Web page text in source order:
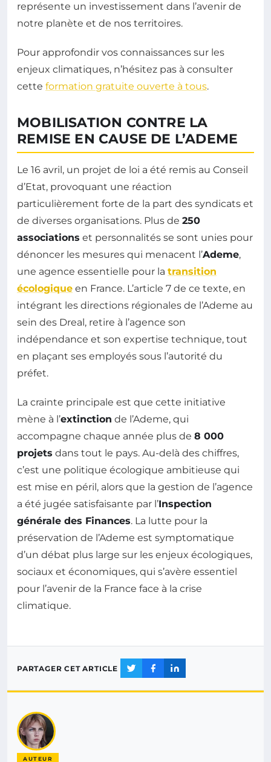
représente un investissement dans l’avenir de
notre planète et de nos territoires.
Pour approfondir vos connaissances sur les
enjeux climatiques, n’hésitez pas à consulter
cette formation gratuite ouverte à tous.
MOBILISATION CONTRE LA
REMISE EN CAUSE DE L’ADEME
Le 16 avril, un projet de loi a été remis au Conseil
d’Etat, provoquant une réaction
particulièrement forte de la part des syndicats et
de diverses organisations. Plus de 250
associations et personnalités se sont unies pour
dénoncer les mesures qui menacent l’Ademe,
une agence essentielle pour la transition
écologique en France. L’article 7 de ce texte, en
intégrant les directions régionales de l’Ademe au
sein des Dreal, retire à l’agence son
indépendance et son expertise technique, tout
en plaçant ses employés sous l’autorité du
préfet.
La crainte principale est que cette initiative
mène à l’extinction de l’Ademe, qui
accompagne chaque année plus de 8 000
projets dans tout le pays. Au-delà des chiffres,
c’est une politique écologique ambitieuse qui
est mise en péril, alors que la gestion de l’agence
a été jugée satisfaisante par l’Inspection
générale des Finances. La lutte pour la
préservation de l’Ademe est symptomatique
d’un débat plus large sur les enjeux écologiques,
sociaux et économiques, qui s’avère essentiel
pour l’avenir de la France face à la crise
climatique.
PARTAGER CET ARTICLE
AUTEUR